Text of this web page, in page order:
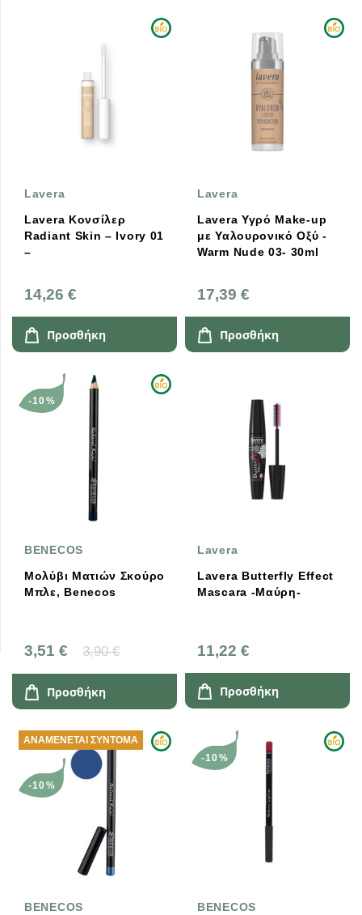
Lavera
Lavera Κονσίλερ
Radiant Skin – Ivory 01
–
14,26 €
Προσθήκη
Lavera
Lavera Υγρό Make-up
με Υαλουρονικό Οξύ -
Warm Nude 03- 30ml
17,39 €
Προσθήκη
BENECOS
Μολύβι Ματιών Σκούρο
Μπλε, Benecos
3,51 € 3,90 €
-10%
Προσθήκη
Lavera
Lavera Butterfly Effect
Mascara -Mαύρη-
11,22 €
Προσθήκη
BENECOS
ΑΝΑΜΈΝΕΤΑΙ ΣΎΝΤΟΜΑ
-10%
BENECOS
-10%